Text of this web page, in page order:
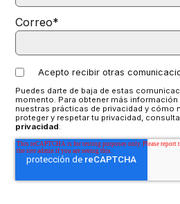
Correo*
Acepto recibir otras
Puedes darte de baja de estas
momento. Para obtener más
nuestras prácticas de privacidad y cómo
proteger y respetar tu privacidad,
privacidad.